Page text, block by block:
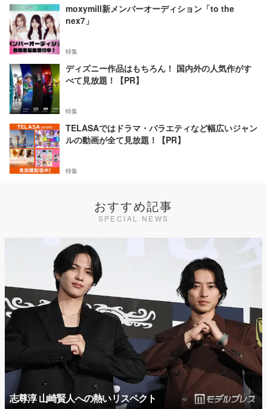
moxymill新メンバーオーディション「to the
nex7」
特集
ディズニー作品はもちろん！ 国内外の人気作がす
べて見放題！【PR】
特集
TELASAではドラマ・バラエティなど幅広いジャン
ルの動画が全て見放題！【PR】
特集
おすすめ記事
SPECIAL NEWS
志尊淳 山崎賢人への熱いリスペクト